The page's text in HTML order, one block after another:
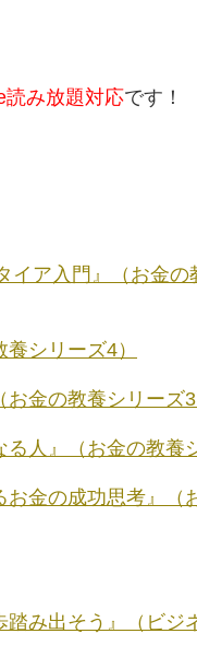
読み放題対応です！
イア入門』（お金
シリーズ4）
金の教養シリーズ3
人』（お金の教養
お金の成功思考』（
踏み出そう』（ビジ